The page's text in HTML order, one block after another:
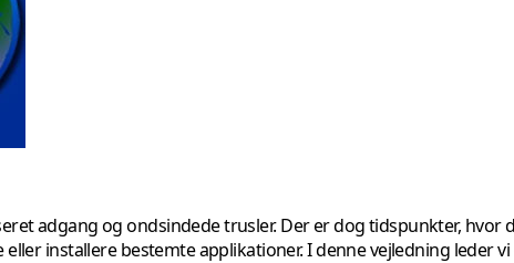
adgang og ondsindede trusler. Der er dog tidspunkter, hvor
installere bestemte applikationer. I denne vejledning leder